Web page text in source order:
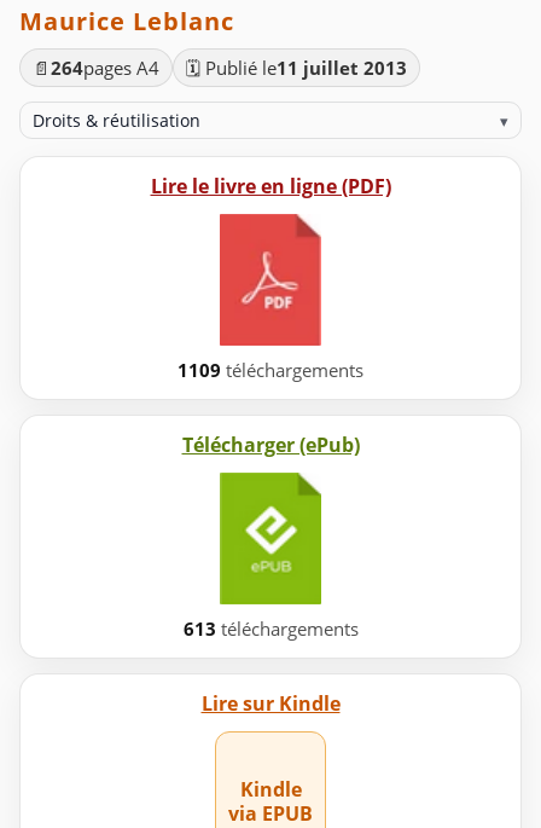
Maurice Leblanc
📄 264pages A4 🗓️ Publié le11 juillet 2013
Droits & réutilisation ▾
Lire le livre en ligne (PDF)
1109 téléchargements
Télécharger (ePub)
613 téléchargements
Lire sur Kindle
Kindle
via EPUB